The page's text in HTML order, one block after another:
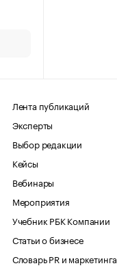
Лента публикаций
Эксперты
Выбор редакции
Кейсы
Вебинары
Мероприятия
Учебник РБК Компании
Статьи о бизнесе
Словарь PR и маркетинга